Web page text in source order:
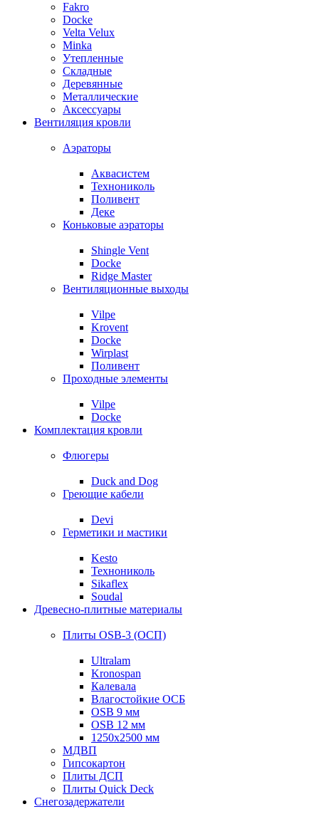
Fakro
Docke
Velta Velux
Minka
Утепленные
Складные
Деревянные
Металлические
Аксессуары
Вентиляция кровли
Аэраторы
Аквасистем
Технониколь
Поливент
Деке
Коньковые аэраторы
Shingle Vent
Docke
Ridge Master
Вентиляционные выходы
Vilpe
Krovent
Docke
Wirplast
Поливент
Проходные элементы
Vilpe
Docke
Комплектация кровли
Флюгеры
Duck and Dog
Греющие кабели
Devi
Герметики и мастики
Kesto
Технониколь
Sikaflex
Soudal
Древесно-плитные материалы
Плиты OSB-3 (ОСП)
Ultralam
Kronospan
Калевала
Влагостойкие ОСБ
OSB 9 мм
OSB 12 мм
1250х2500 мм
МДВП
Гипсокартон
Плиты ДСП
Плиты Quick Deck
Снегозадержатели